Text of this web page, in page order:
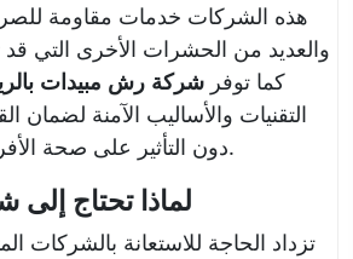
هذه الشركات خدمات مقاومة
والعديد من الحشرات الأخرى التي قد
كما توفر شركة رش مبيدات
التقنيات والأساليب الآمنة
دون التأثير على صحة الأفراد أو البيئة المحيطة.
لماذا تحتاج
تزداد الحاجة للاستعانة بالشركات